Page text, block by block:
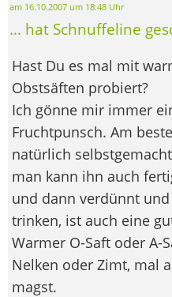
am 16.10.2007 um 18:48 Uhr
... hat Schnuffeline
Hast Du es mal mit
Obstsäften probiert?
Ich gönne mir immer
Fruchtpunsch. Am
natürlich
man kann ihn auch
und dann verdünnt
trinken, ist auch eine
Warmer O-Saft oder A-
Nelken oder Zimt, mal
magst.